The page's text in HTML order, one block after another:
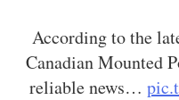
According to the
Canadian Mounted
reliable news…